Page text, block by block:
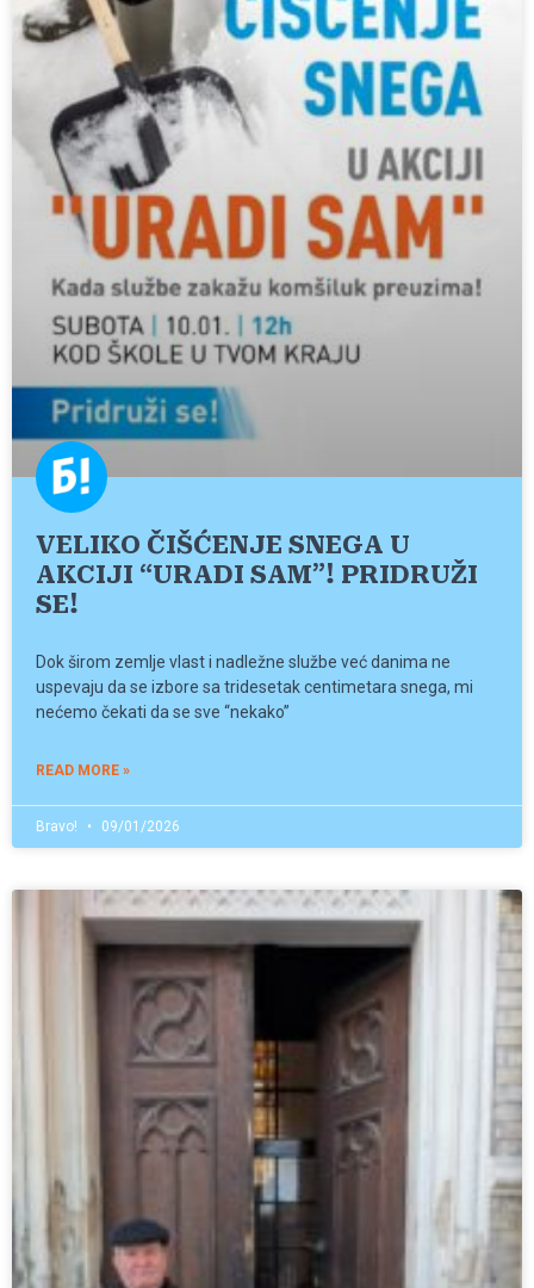
VELIKO ČIŠĆENJE SNEGA U
AKCIJI “URADI SAM”! PRIDRUŽI
SE!
Dok širom zemlje vlast i nadležne službe već danima ne
uspevaju da se izbore sa tridesetak centimetara snega, mi
nećemo čekati da se sve “nekako”
READ MORE »
Bravo! 09/01/2026